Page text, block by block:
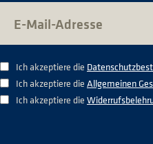
Ich akzeptiere die
Ich akzeptiere die Allgemeinen
Ich akzeptiere die